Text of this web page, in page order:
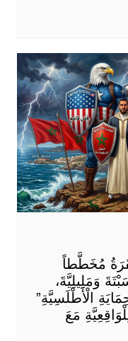
مُخَطَّطاً
وَمَلِيلِيَّةَ،
الْأَطْلَسِيَّةِ”
مَعَ